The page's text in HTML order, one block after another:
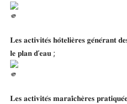
𝐋𝐞𝐬 𝐚𝐜𝐭𝐢𝐯𝐢𝐭𝐞́𝐬 𝐡𝐨̂𝐭𝐞𝐥𝐢𝐞̀𝐫𝐞𝐬 𝐠𝐞́𝐧𝐞́𝐫𝐚𝐧𝐭
𝐥𝐞 𝐩𝐥𝐚𝐧 𝐝’𝐞𝐚𝐮 ;
𝐋𝐞𝐬 𝐚𝐜𝐭𝐢𝐯𝐢𝐭𝐞́𝐬 𝐦𝐚𝐫𝐚𝐢̂𝐜𝐡𝐞̀𝐫𝐞𝐬